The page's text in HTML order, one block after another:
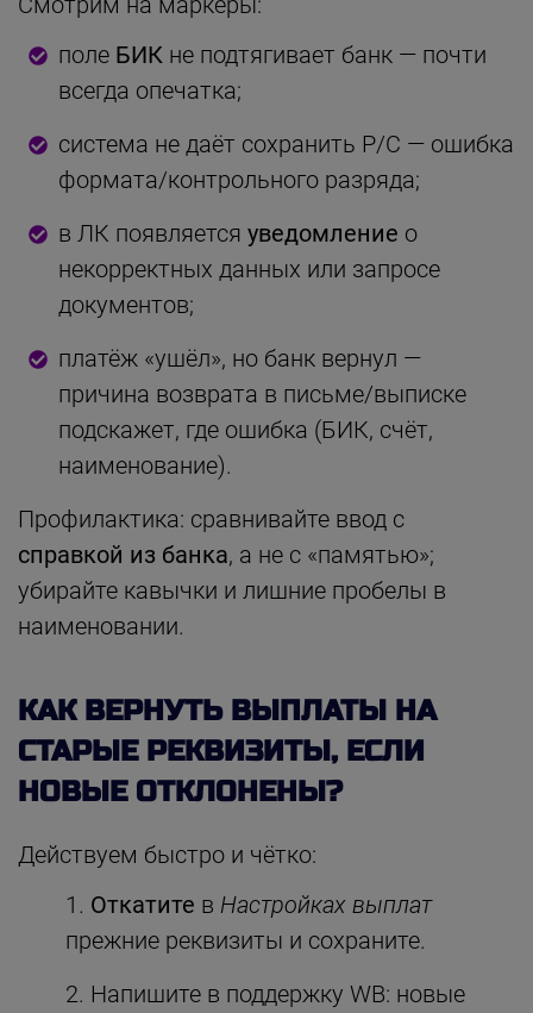
поле БИК не подтягивает банк — почти
всегда опечатка;
система не даёт сохранить Р/С — ошибка
формата/контрольного разряда;
в ЛК появляется уведомление о
некорректных данных или запросе
документов;
платёж «ушёл», но банк вернул —
причина возврата в письме/выписке
подскажет, где ошибка (БИК, счёт,
наименование).
Профилактика: сравнивайте ввод с
справкой из банка, а не с «памятью»;
убирайте кавычки и лишние пробелы в
наименовании.
КАК ВЕРНУТЬ ВЫПЛАТЫ НА
СТАРЫЕ РЕКВИЗИТЫ, ЕСЛИ
НОВЫЕ ОТКЛОНЕНЫ?
Действуем быстро и чётко:
Откатите в Настройках выплат
прежние реквизиты и сохраните.
Напишите в поддержку WB: новые